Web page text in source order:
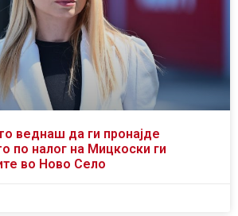
веднаш да ги пронајде
по налог на Мицкоски ги
во Ново Село